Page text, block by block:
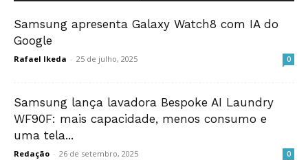
Samsung apresenta Galaxy Watch8 com IA do
Google
Rafael Ikeda - 25 de julho, 2025 0
Samsung lança lavadora Bespoke AI Laundry
WF90F: mais capacidade, menos consumo e
uma tela...
Redação - 26 de setembro, 2025 0